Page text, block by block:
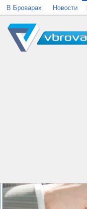
В Броварах Новости